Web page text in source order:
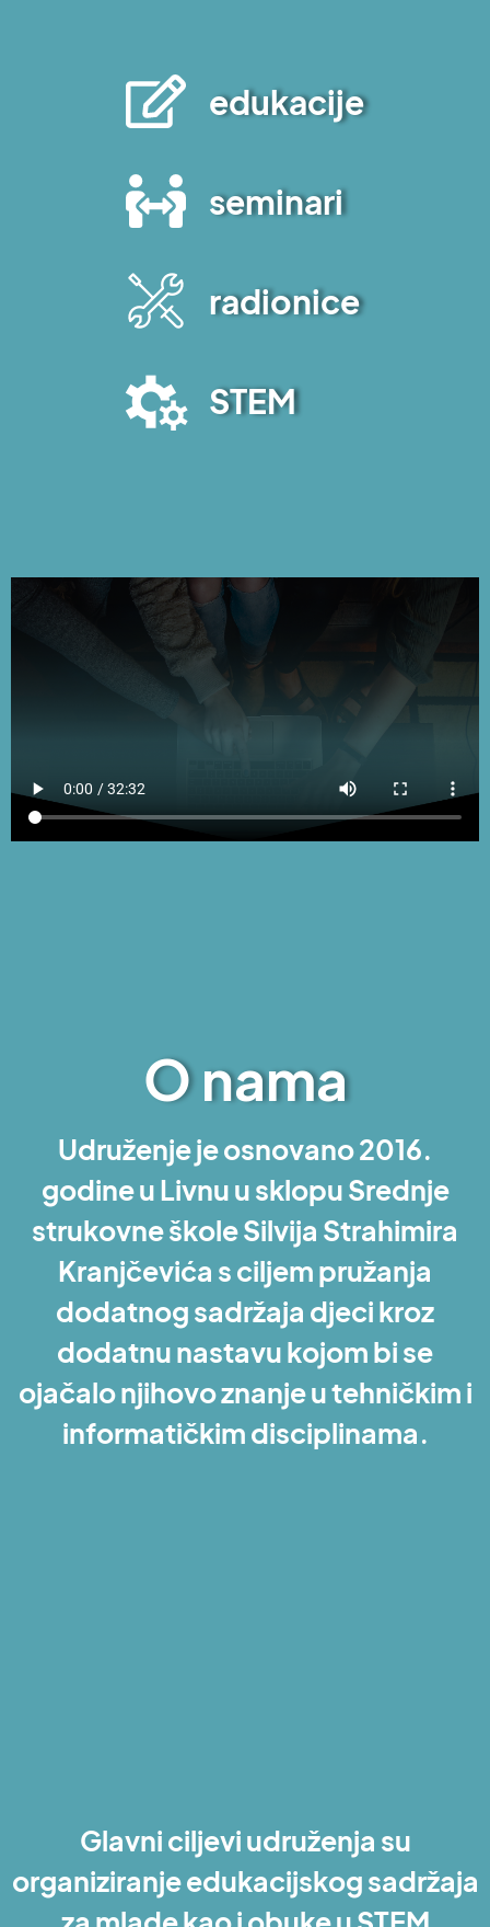
edukacije
seminari
radionice
STEM
O nama
Udruženje je osnovano 2016.
godine u Livnu u sklopu Srednje
strukovne škole Silvija Strahimira
Kranjčevića s ciljem pružanja
dodatnog sadržaja djeci kroz
dodatnu nastavu kojom bi se
ojačalo njihovo znanje u tehničkim i
informatičkim disciplinama.
Glavni ciljevi udruženja su
organiziranje edukacijskog sadržaja